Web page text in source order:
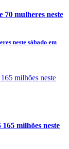
mulheres neste
neste sábado em
milhões neste